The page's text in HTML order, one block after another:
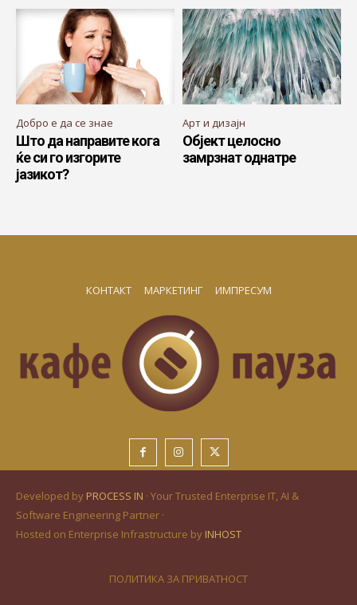
Добро е да се знае
Што да направите кога
ќе си го изгорите
јазикот?
Арт и дизајн
Објект целосно
замрзнат однатре
КОНТАКТ МАРКЕТИНГ ИМПРЕСУМ
Developed by PROCESS IN · Your Trusted Enterprise IT, AI &
Software Engineering Partner ·
Hosted on Enterprise Infrastructure by INHOST
ПОЛИТИКА ЗА ПРИВАТНОСТ